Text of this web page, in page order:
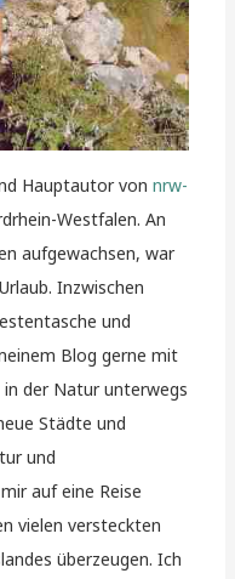
Hauptautor vonnrw-
Westfalen. An
aufgewachsen, war
Inzwischen
und
Blog gerne mit
der Natur unterwegs
Städte und
und
auf eine Reise
vielen versteckten
überzeugen. Ich